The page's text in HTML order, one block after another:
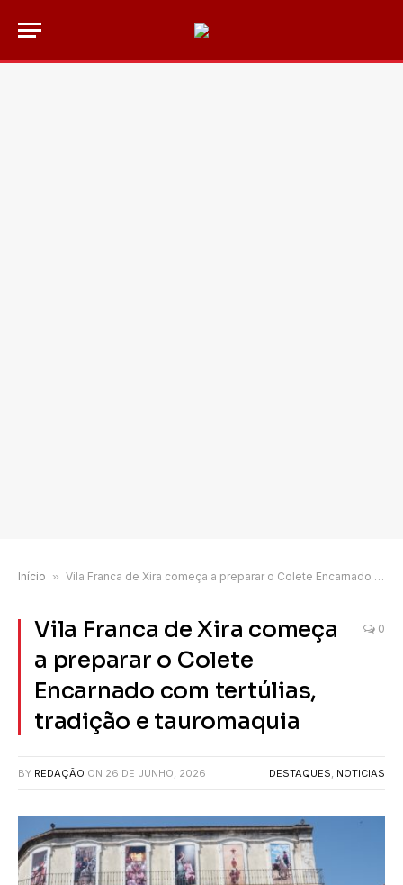
Início » Vila Franca de Xira começa a preparar o Colete Encarnado com tertúlias, tradição e tauromaquia
Vila Franca de Xira começa
a preparar o Colete
Encarnado com tertúlias,
tradição e tauromaquia
0
BY REDAÇÃO ON 26 DE JUNHO, 2026 DESTAQUES, NOTICIAS